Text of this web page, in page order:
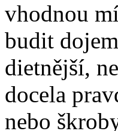
vhodnou
budit
dietnější,
docela
nebo